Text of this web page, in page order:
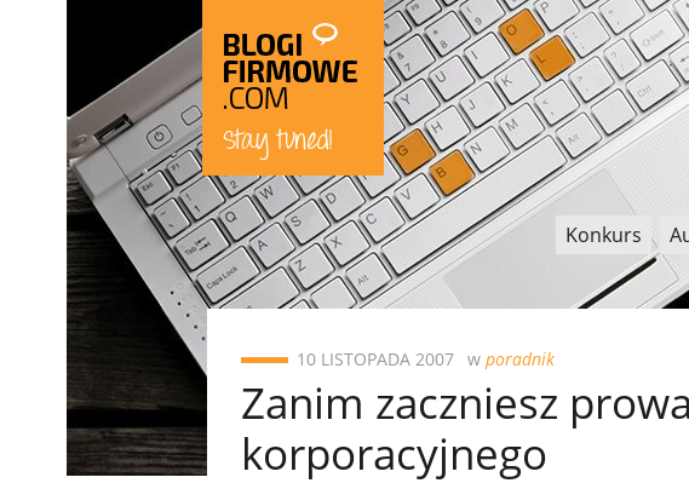
Konkurs
10 LISTOPADA 2007 w poradnik
Zanim zaczniesz
korporacyjnego